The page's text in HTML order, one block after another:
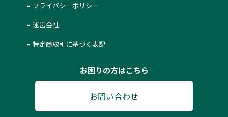
プライバシーポリシー
運営会社
特定商取引に基づく表記
お困りの方はこちら
お問い合わせ